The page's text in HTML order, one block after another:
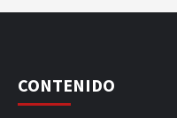
CONTENIDO